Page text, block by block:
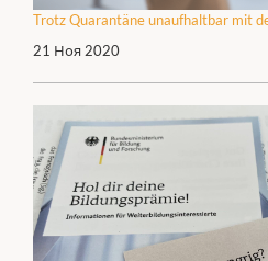
Trotz Quarantäne unaufhaltbar mit
21 Ноя 2020